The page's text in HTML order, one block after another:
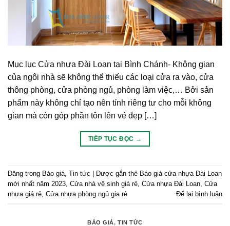
Mục lục Cửa nhựa Đài Loan tại Bình Chánh- Không gian
của ngôi nhà sẽ không thể thiếu các loại cửa ra vào, cửa
thông phòng, cửa phòng ngủ, phòng làm việc,… Bởi sản
phẩm này không chỉ tạo nên tính riêng tư cho mỗi không
gian mà còn góp phần tôn lên vẻ đẹp […]
TIẾP TỤC ĐỌC →
Đăng trong Báo giá, Tin tức Được gắn thẻ Báo giá cửa nhựa Đài Loan
mới nhất năm 2023, Cửa nhà vệ sinh giá rẻ, Cửa nhựa Đài Loan, Cửa
nhựa giá rẻ, Cửa nhựa phòng ngủ gia rẻ Để lại bình luận
BÁO GIÁ,TIN TỨC